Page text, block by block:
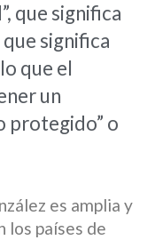
que significa
que significa
que el
un
protegido” o
es amplia y
los países de